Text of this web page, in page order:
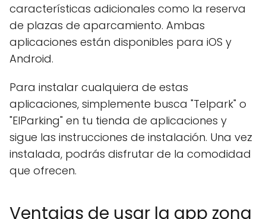
características adicionales como la reserva
de plazas de aparcamiento. Ambas
aplicaciones están disponibles para iOS y
Android.
Para instalar cualquiera de estas
aplicaciones, simplemente busca "Telpark" o
"ElParking" en tu tienda de aplicaciones y
sigue las instrucciones de instalación. Una vez
instalada, podrás disfrutar de la comodidad
que ofrecen.
Ventajas de usar la app zona